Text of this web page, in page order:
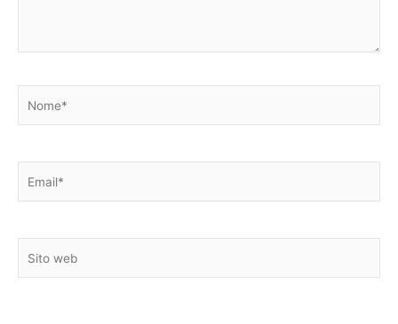
Nome*
Email*
Sito
web